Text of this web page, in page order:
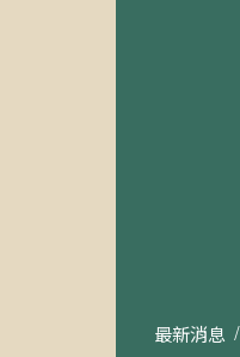
最新消息